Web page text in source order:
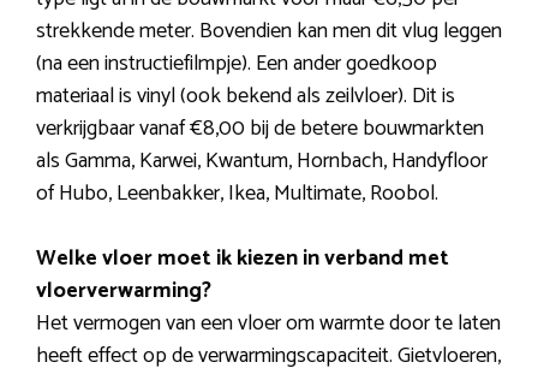
strekkende meter. Bovendien kan men dit vlug leggen
(na een instructiefilmpje). Een ander goedkoop
materiaal is vinyl (ook bekend als zeilvloer). Dit is
verkrijgbaar vanaf €8,00 bij de betere bouwmarkten
als Gamma, Karwei, Kwantum, Hornbach, Handyfloor
of Hubo, Leenbakker, Ikea, Multimate, Roobol.
Welke vloer moet ik kiezen in verband met
vloerverwarming?
Het vermogen van een vloer om warmte door te laten
heeft effect op de verwarmingscapaciteit. Gietvloeren,